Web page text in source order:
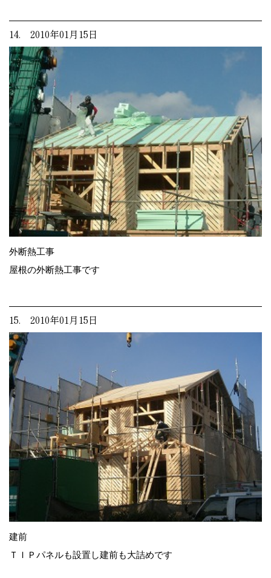
14. 2010年01月15日
外断熱工事
屋根の外断熱工事です
15. 2010年01月15日
建前
ＴＩＰパネルも設置し建前も大詰めです